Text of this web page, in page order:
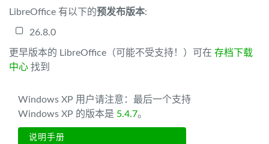
LibreOffice 有以下的预发布版本:
26.8.0
更早版本的 LibreOffice（可能不受支持！）可在 存档下载
中心 找到
Windows XP 用户请注意：最后一个支持
Windows XP 的版本是 5.4.7。
说明手册